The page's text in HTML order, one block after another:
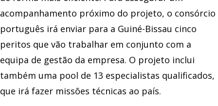
acompanhamento próximo do projeto, o consórcio
português irá enviar para a Guiné-Bissau cinco
peritos que vão trabalhar em conjunto com a
equipa de gestão da empresa. O projeto inclui
também uma pool de 13 especialistas qualificados,
que irá fazer missões técnicas ao país.